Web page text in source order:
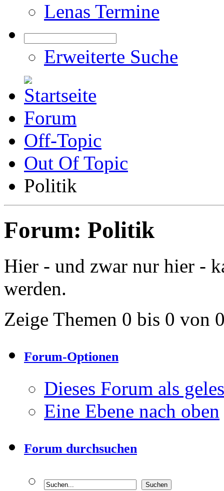
Lenas Termine
Erweiterte Suche
Forum
Off-Topic
Out Of Topic
Politik
Forum: Politik
Hier - und zwar nur hier -
werden.
Zeige Themen 0 bis 0 von
Forum-Optionen
Dieses Forum als
Eine Ebene nach oben
Forum durchsuchen